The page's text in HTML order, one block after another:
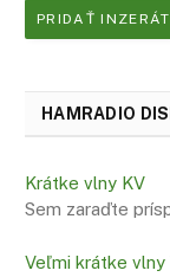
PRIDAŤ INZERÁT
HAMRADIO
Krátke vlny KV
Sem zaraďte
Veľmi krátke vlny